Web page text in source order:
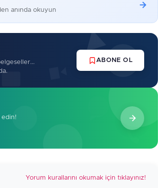
anında okuyun
ABONE OL
edin!
Yorum kurallarını okumak için tıklayınız!